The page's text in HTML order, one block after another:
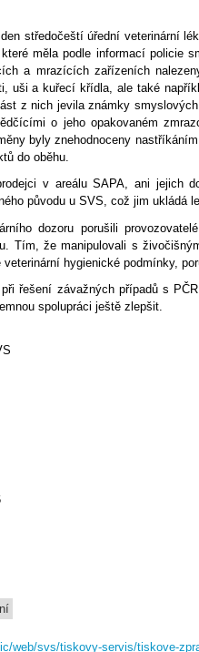
středočeští úřední veterinární
měla podle informací policie
a mrazících zařízeních
uši a kuřecí křídla, ale také
z nich jevila známky
o jeho opakovaném
byly znehodnoceny
do oběhu.
v areálu SAPA, ani jejich
původu u SVS, což jim ukládá
dozoru porušili
Tím, že manipulovali s
hygienické podmínky,
řešení závažných případů s
spolupráci ještě zlepšit.
web/svs/tiskovy-servis/tiskove-